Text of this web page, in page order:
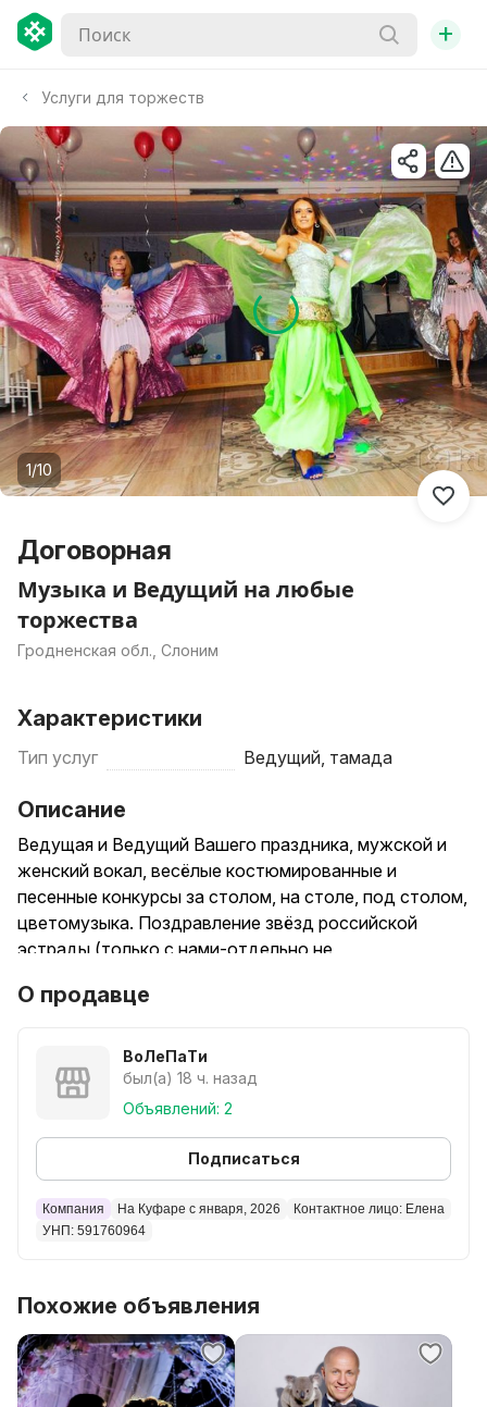
+
Услуги для торжеств
1/10
Договорная
Музыка и Ведущий на любые
торжества
Гродненская обл., Слоним
Характеристики
Тип услуг Ведущий, тамада
Описание
Ведущая и Ведущий Вашего праздника, мужской и
женский вокал, весёлые костюмированные и
песенные конкурсы за столом, на столе, под столом,
цветомузыка. Поздравление звёзд российской
эстрады (только с нами-отдельно не
так же- Мишка и др., Куклы на мальчика и девочки,
Баян - Бенд, украшение зала. Большой опыт работы
.Звоните, пишите.
О продавце
ВоЛеПаТи
был(а) 18 ч. назад
Объявлений: 2
Подписаться
Компания На Куфаре с января, 2026
Контактное лицо: Елена
УНП: 591760964
Похожие объявления